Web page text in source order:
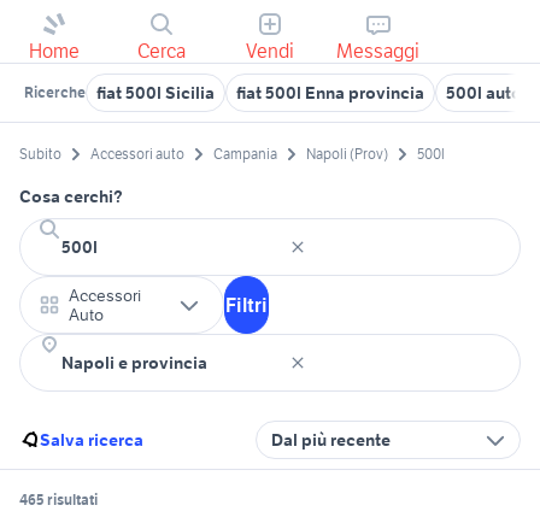
Home Cerca Vendi Messaggi
Ricerche fiat 500l Sicilia fiat 500l Enna provincia 500l
Subito Accessori auto Campania Napoli (Prov) 500l
Cosa cerchi?
Accessori
Auto
Filtri
Salva ricerca Dal più recente
465 risultati